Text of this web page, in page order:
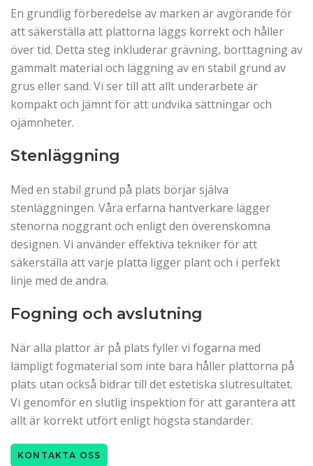
En grundlig förberedelse av marken är avgörande för
att säkerställa att plattorna läggs korrekt och håller
över tid. Detta steg inkluderar grävning, borttagning av
gammalt material och läggning av en stabil grund av
grus eller sand. Vi ser till att allt underarbete är
kompakt och jämnt för att undvika sättningar och
ojämnheter.
Stenläggning
Med en stabil grund på plats börjar själva
stenläggningen. Våra erfarna hantverkare lägger
stenorna noggrant och enligt den överenskomna
designen. Vi använder effektiva tekniker för att
säkerställa att varje platta ligger plant och i perfekt
linje med de andra.
Fogning och avslutning
När alla plattor är på plats fyller vi fogarna med
lämpligt fogmaterial som inte bara håller plattorna på
plats utan också bidrar till det estetiska slutresultatet.
Vi genomför en slutlig inspektion för att garantera att
allt är korrekt utfört enligt högsta standarder.
KONTAKTA OSS